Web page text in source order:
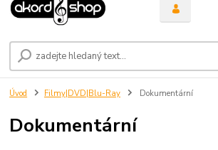
Úvod Filmy|DVD|Blu-Ray Dokumentární
Dokumentární